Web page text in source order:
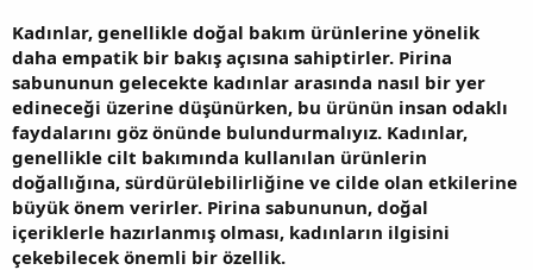
Kadınlar, genellikle doğal bakım ürünlerine yönelik
daha empatik bir bakış açısına sahiptirler. Pirina
sabununun gelecekte kadınlar arasında nasıl bir yer
edineceği üzerine düşünürken, bu ürünün insan odaklı
faydalarını göz önünde bulundurmalıyız. Kadınlar,
genellikle cilt bakımında kullanılan ürünlerin
doğallığına, sürdürülebilirliğine ve cilde olan etkilerine
büyük önem verirler. Pirina sabununun, doğal
içeriklerle hazırlanmış olması, kadınların ilgisini
çekebilecek önemli bir özellik.